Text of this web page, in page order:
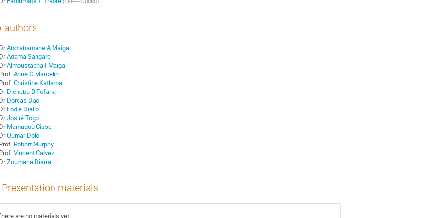
(CEREFO/UCRC)
authors
Abdrahamane A Maiga
Adama Sangare
Almoustapha I Maiga
Anne G Marcelin
Christine Katlama
Djeneba B Fofana
Dorcas Dao
Fodie Diallo
Josué Togo
Mamadou Cisse
Oumar Dolo
Robert Murphy
Vincent Calvez
Zoumana Diarra
Presentation materials
are no materials yet.